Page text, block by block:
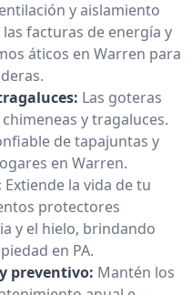
y aislamiento
facturas de energía y
áticos en Warren para
Las goteras
y tragaluces.
de tapajuntas y
en Warren.
Extiende la vida de tu
protectores
y el hielo, brindando
en PA.
preventivo: Mantén los